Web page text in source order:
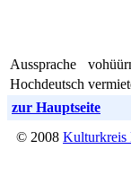
Aussprache
Hochdeutsch
zur Hauptseite
© 2008 Kulturkreis